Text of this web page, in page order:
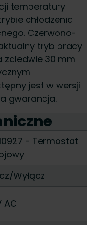
temperatury
chłodzenia
Czerwono-
tryb pracy
zaledwie 30 mm
jest w wersji
gwarancja.
- Termostat
Wyłącz
AC